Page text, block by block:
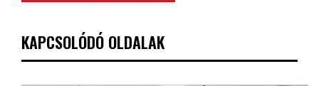
KAPCSOLÓDÓ OLDALAK